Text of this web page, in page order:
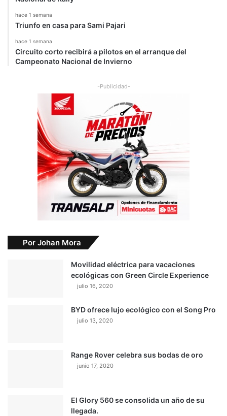
hace 1 semana
Triunfo en casa para Sami Pajari
hace 1 semana
Circuito corto recibirá a pilotos en el arranque del
Campeonato Nacional de Invierno
-Publicidad-
Por Johan Mora
Movilidad eléctrica para vacaciones
ecológicas con Green Circle Experience
julio 16, 2020
BYD ofrece lujo ecológico con el Song Pro
julio 13, 2020
Range Rover celebra sus bodas de oro
junio 17, 2020
El Glory 560 se consolida un año de su
llegada.